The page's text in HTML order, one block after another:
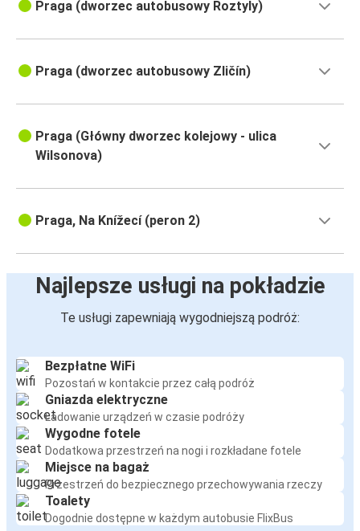
Praga (dworzec autobusowy Roztyly)
Praga (dworzec autobusowy Zličín)
Praga (Główny dworzec kolejowy - ulica
Wilsonova)
Praga, Na Knížecí (peron 2)
Najlepsze usługi na pokładzie
Te usługi zapewniają wygodniejszą podróż:
Bezpłatne WiFi
Pozostań w kontakcie przez całą podróż
Gniazda elektryczne
Ładowanie urządzeń w czasie podróży
Wygodne fotele
Dodatkowa przestrzeń na nogi i rozkładane fotele
Miejsce na bagaż
Przestrzeń do bezpiecznego przechowywania rzeczy
Toalety
Dogodnie dostępne w każdym autobusie FlixBus